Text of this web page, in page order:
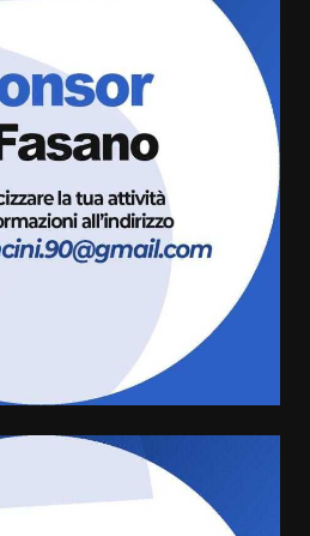
2026 18:13
continua il piano
straordinarie del
2026 14:16
Neglia, coordinatrice
di Fratelli d’Italia,
a tornare in Consiglio
beni comuni e
attiva: online
per la gestione
della Villetta di